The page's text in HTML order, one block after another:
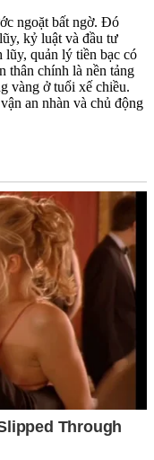
ngoặt bất ngờ. Đó
kỷ luật và đầu tư
lũy, quản lý tiền bạc có
thân chính là nền tảng
vàng ở tuổi xế chiều.
an nhàn và chủ động